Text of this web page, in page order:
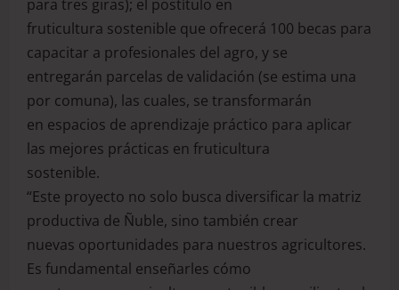
para tres giras); el postítulo en
fruticultura sostenible que ofrecerá 100 becas para
capacitar a profesionales del agro, y se
entregarán parcelas de validación (se estima una
por comuna), las cuales, se transformarán
en espacios de aprendizaje práctico para aplicar
las mejores prácticas en fruticultura
sostenible.
“Este proyecto no solo busca diversificar la matriz
productiva de Ñuble, sino también crear
nuevas oportunidades para nuestros agricultores.
Es fundamental enseñarles cómo